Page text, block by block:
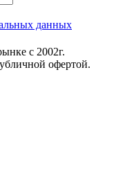
данных
с 2002г.
офертой.